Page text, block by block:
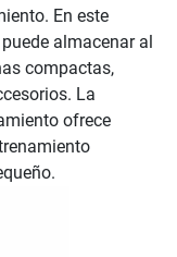
En este
almacenar al
compactas,
La
ofrece